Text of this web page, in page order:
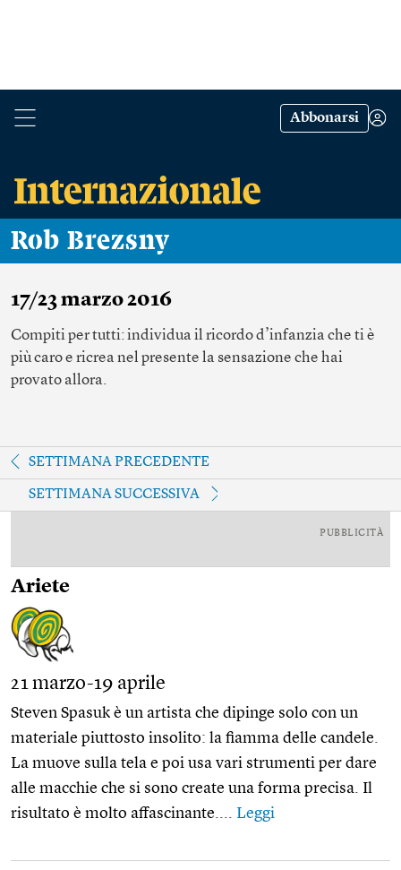
Abbonarsi
Rob Brezsny
17/23 marzo 2016
Compiti per tutti: individua il ricordo d’infanzia che ti è
più caro e ricrea nel presente la sensazione che hai
provato allora.
SETTIMANA PRECEDENTE
SETTIMANA SUCCESSIVA
PUBBLICITÀ
Ariete
21 marzo-19 aprile
Steven Spasuk è un artista che dipinge solo con un
materiale piuttosto insolito: la fiamma delle candele.
La muove sulla tela e poi usa vari strumenti per dare
alle macchie che si sono create una forma precisa. Il
risultato è molto affascinante.... Leggi